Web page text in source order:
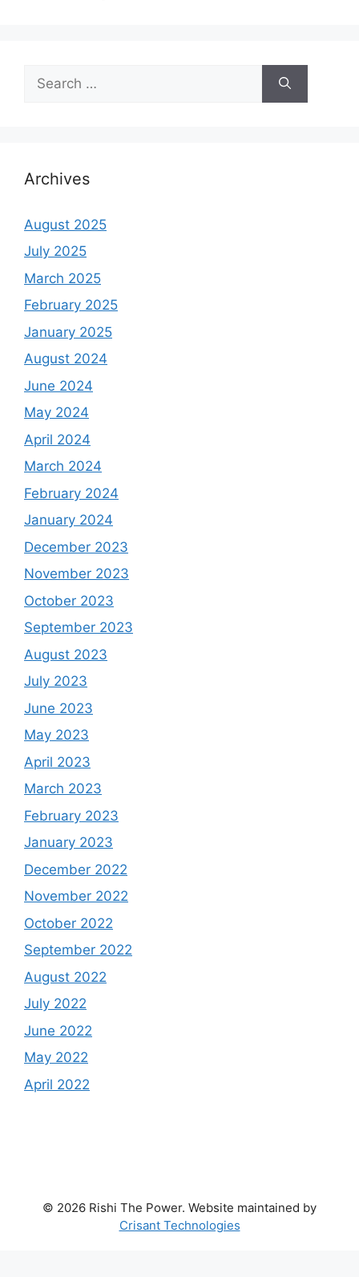
for:
Archives
August 2025
July 2025
March 2025
February 2025
January 2025
August 2024
June 2024
May 2024
April 2024
March 2024
February 2024
January 2024
December 2023
November 2023
October 2023
September 2023
August 2023
July 2023
June 2023
May 2023
April 2023
March 2023
February 2023
January 2023
December 2022
November 2022
October 2022
September 2022
August 2022
July 2022
June 2022
May 2022
April 2022
© 2026 Rishi The Power. Website maintained by
Crisant Technologies